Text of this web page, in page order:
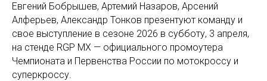
Евгений Бобрышев, Артемий Назаров, Арсений
Алферьев, Александр Тонков презентуют команду и
свое выступление в сезоне 2026 в субботу, 3 апреля,
на стенде RGP MX — официального промоутера
Чемпионата и Первенства России по мотокроссу и
суперкроссу.